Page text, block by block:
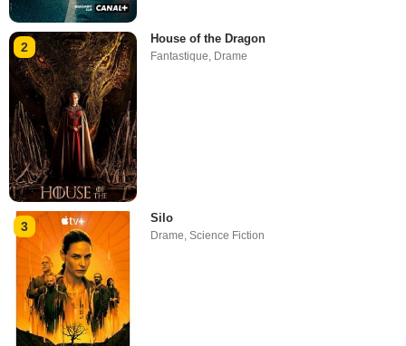
2
House of the Dragon
Fantastique Drame
3
Silo
Drame,Science Fiction